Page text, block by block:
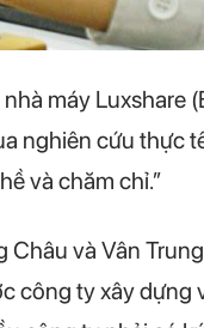
máy Luxshare
nghiên cứu thực
và chăm chỉ.”
Châu và Vân
công ty xây dựng